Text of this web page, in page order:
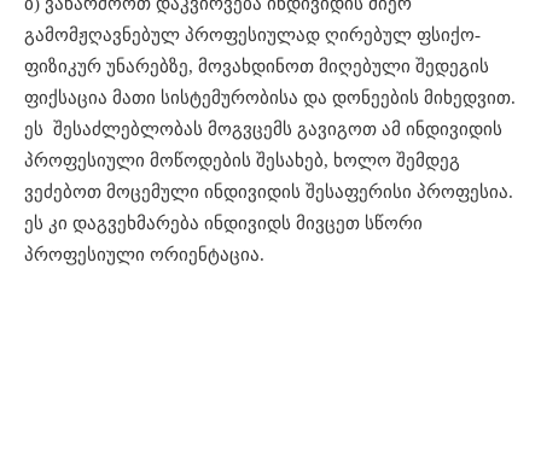
გამომჟღავნებულ პროფესიულად ღირებულ ფსიქო-
ფიზიკურ უნარებზე, მოვახდინოთ მიღებული შედეგის
ფიქსაცია მათი სისტემურობისა და დონეების მიხედვით.
ეს შესაძლებლობას მოგვცემს გავიგოთ ამ ინდივიდის
პროფესიული მოწოდების შესახებ, ხოლო შემდეგ
ვეძებოთ მოცემული ინდივიდის შესაფერისი პროფესია.
ეს კი დაგვეხმარება ინდივიდს მივცეთ სწორი
პროფესიული ორიენტაცია.